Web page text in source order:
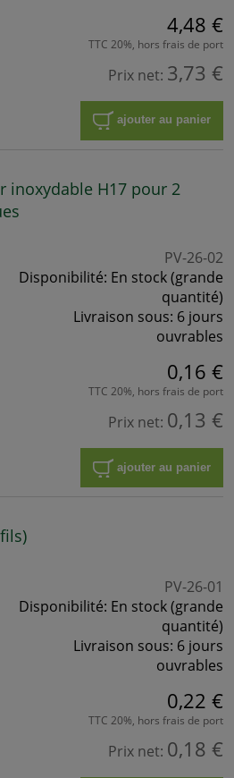
4,48 €
TTC 20%, hors frais de port
Prix net: 3,73 €
ajouter au panier
inoxydable H17 pour 2
PV-26-02
Disponibilité: En stock (grande
quantité)
Livraison sous: 6 jours
ouvrables
0,16 €
TTC 20%, hors frais de port
Prix net: 0,13 €
ajouter au panier
PV-26-01
Disponibilité: En stock (grande
quantité)
Livraison sous: 6 jours
ouvrables
0,22 €
TTC 20%, hors frais de port
Prix net: 0,18 €